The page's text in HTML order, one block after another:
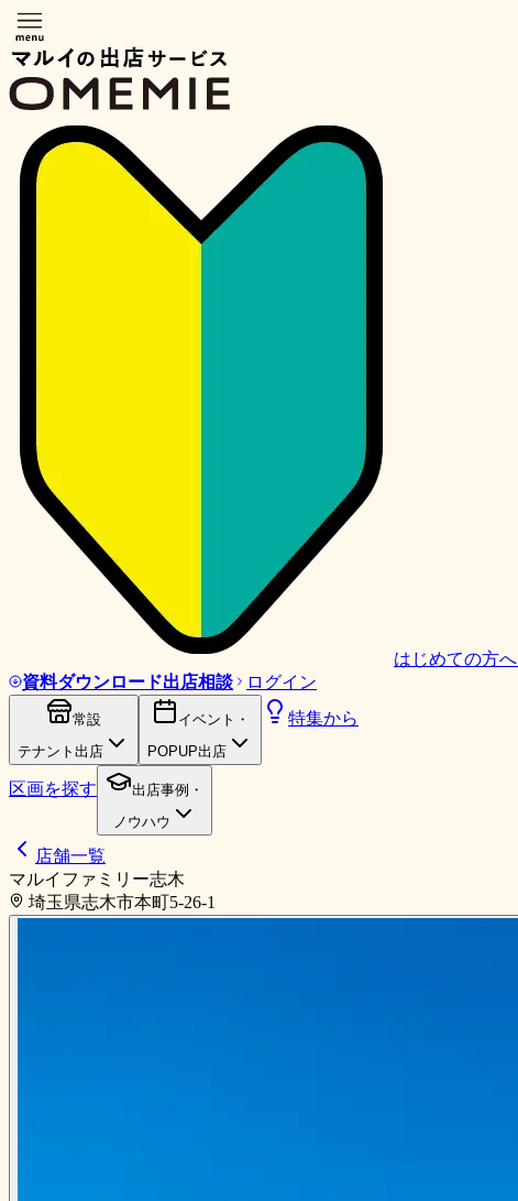
はじめての方へ
資料ダウンロード出店相談 ログイン
常設
テナント出店
イベント・
POPUP出店
特集から
区画を探す
出店事例・
ノウハウ
店舗一覧
マルイファミリー志木
埼玉県志木市本町5-26-1